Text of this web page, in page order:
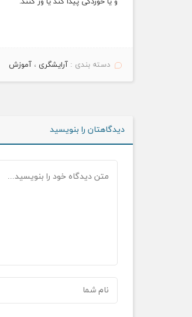
دسته بندی :آرایشگری ،آموزش
دیدگاهتان را بنویسید